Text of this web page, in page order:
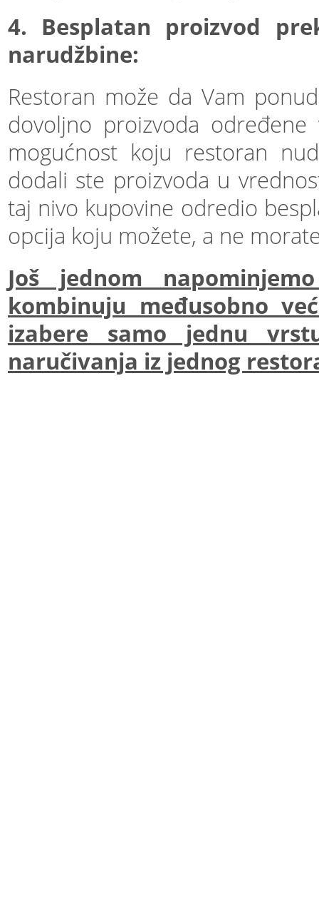
4. Besplatan proizvod
narudžbine:
Restoran može da Vam
dovoljno proizvoda
mogućnost koju restoran
dodali ste proizvoda u
taj nivo kupovine odredio
opcija koju možete, a ne
Još jednom
kombinuju međusobno
izabere samo jednu
naručivanja iz jednog